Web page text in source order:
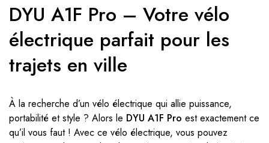
DYU A1F Pro – Votre vélo
électrique parfait pour les
trajets en ville
À la recherche d’un vélo électrique qui allie puissance,
portabilité et style ? Alors le DYU A1F Pro est exactement ce
qu’il vous faut ! Avec ce vélo électrique, vous pouvez